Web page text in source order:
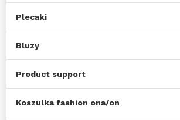
Plecaki
Bluzy
Product support
Koszulka fashion ona/on